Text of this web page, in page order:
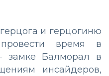
и герцогиню
время в
замке Балморал в
инсайдеров,